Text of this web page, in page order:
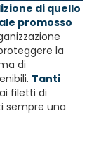
di quello
promosso
la
di
Tanti
filetti di
sempre una